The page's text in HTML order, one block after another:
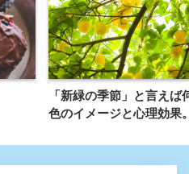
「新緑の季節」と言えば
色のイメージと心理効果